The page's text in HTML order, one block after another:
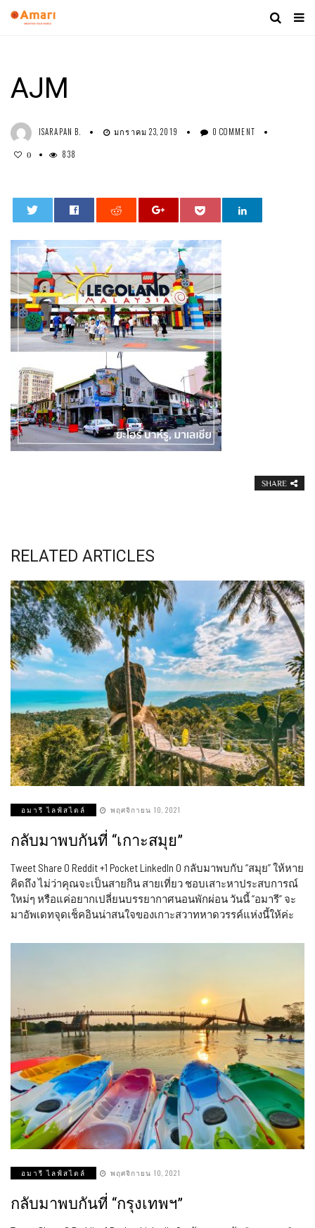
AJM
ISARAPAN B. มกราคม 23, 2019 0 COMMENT
0 838
SHARE
RELATED ARTICLES
อมารี ไลฟ์สไตล์ พฤศจิกายน 10, 2021
กลับมาพบกันที่ “เกาะสมุย”
Tweet Share 0 Reddit +1 Pocket LinkedIn 0 กลับมาพบกับ “สมุย” ให้หาย
คิดถึง ไม่ว่าคุณจะเป็นสายกิน สายเที่ยว ชอบเสาะหาประสบการณ์
ใหม่ๆ หรือแค่อยากเปลี่ยนบรรยากาศนอนพักผ่อน วันนี้ “อมารี” จะ
มาอัพเดทจุดเช็คอินน่าสนใจของเกาะสวาทหาดวรรค์แห่งนี้ให้ค่ะ
อมารี ไลฟ์สไตล์ พฤศจิกายน 10, 2021
กลับมาพบกันที่ “กรุงเทพฯ”